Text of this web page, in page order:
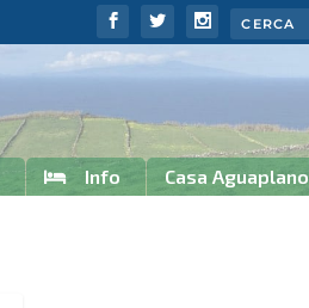
Info Casa Aguaplano